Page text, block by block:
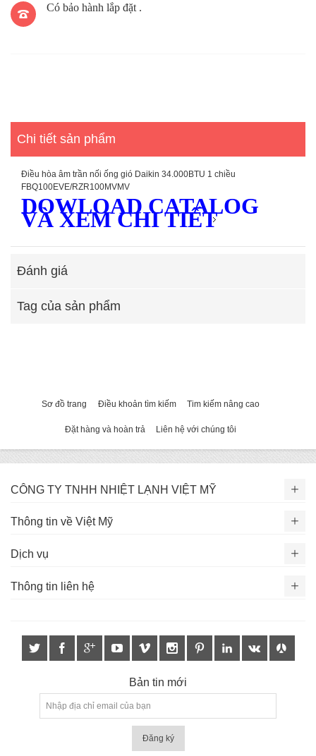
Có bảo hành lắp đặt .
Chi tiết sản phẩm
Điều hòa âm trần nối ống gió Daikin 34.000BTU 1 chiều
FBQ100EVE/RZR100MVMV
DOWLOAD CATALOG
VÀ XEM CHI TIẾT
Đánh giá
Tag của sản phẩm
Sơ đồ trang Điều khoản tìm kiếm Tim kiếm nâng cao
Đặt hàng và hoàn trả Liên hệ với chúng tôi
CÔNG TY TNHH NHIỆT LẠNH VIỆT MỸ
Thông tin về Việt Mỹ
Dịch vụ
Thông tin liên hệ
Bản tin mới
Đăng ký